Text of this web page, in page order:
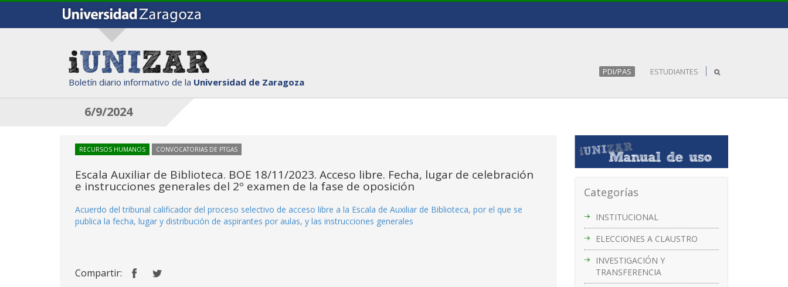
Boletín diario informativo de la Universidad de Zaragoza
PDI/PAS ESTUDIANTES
6/9/2024
Categorías
INSTITUCIONAL
ELECCIONES A CLAUSTRO
INVESTIGACIÓN Y
TRANSFERENCIA
RECURSOS HUMANOS CONVOCATORIAS DE PTGAS
Escala Auxiliar de Biblioteca. BOE 18/11/2023. Acceso libre. Fecha, lugar de celebración
e instrucciones generales del 2º examen de la fase de oposición
Acuerdo del tribunal calificador del proceso selectivo de acceso libre a la Escala de Auxiliar de Biblioteca, por el que se
publica la fecha, lugar y distribución de aspirantes por aulas, y las instrucciones generales
Compartir: